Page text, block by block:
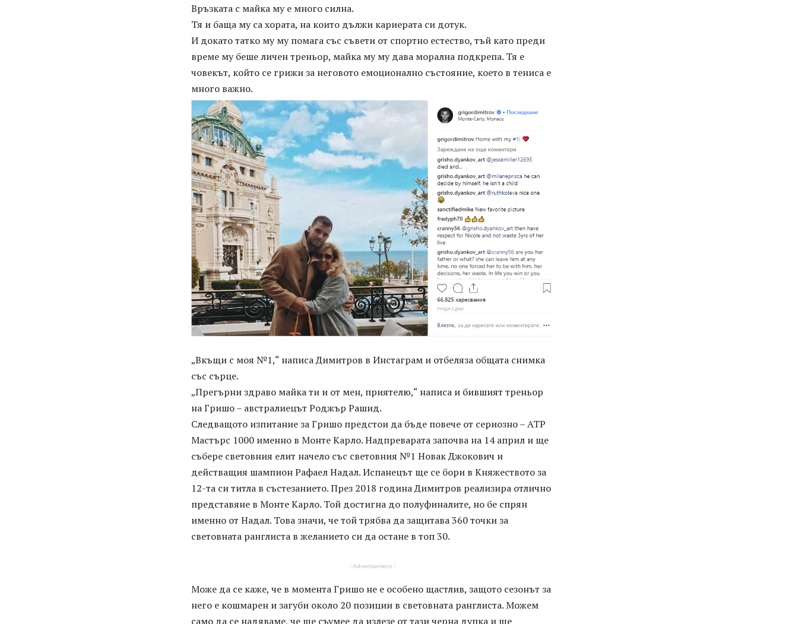
Връзката с майка му е много силна.
Тя и баща му са хората, на които дължи кариерата си дотук.
И докато татко му му помага със съвети от спортно естество, тъй като преди
време му беше личен треньор, майка му му дава морална подкрепа. Тя е
човекът, който се грижи за неговото емоционално състояние, което в тениса е
много важно.
„Вкъщи с моя №1,“ написа Димитров в Инстаграм и отбеляза общата снимка
със сърце.
„Прегърни здраво майка ти и от мен, приятелю,“ написа и бившият треньор
на Гришо – австралиецът Роджър Рашид.
Следващото изпитание за Гришо предстои да бъде повече от сериозно – АТР
Мастърс 1000 именно в Монте Карло. Надпреварата започва на 14 април и ще
събере световния елит начело със световния №1 Новак Джокович и
действащия шампион Рафаел Надал. Испанецът ще се бори в Княжеството за
12-та си титла в състезанието. През 2018 година Димитров реализира отлично
представяне в Монте Карло. Той достигна до полуфиналите, но бе спрян
именно от Надал. Това значи, че той трябва да защитава 360 точки за
световната ранглиста в желанието си да остане в топ 30.
- Advertisement -
Може да се каже, че в момента Гришо не е особено щастлив, защото сезонът за
него е кошмарен и загуби около 20 позиции в световната ранглиста. Можем
само да се надяваме, че ще съумее да излезе от тази черна дупка и ще